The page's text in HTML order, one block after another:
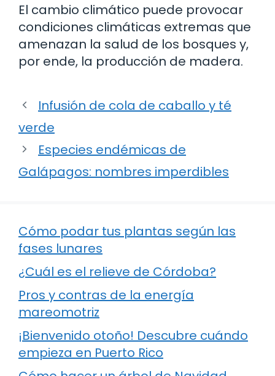
El cambio climático puede provocar
condiciones climáticas extremas que
amenazan la salud de los bosques y,
por ende, la producción de madera.
Infusión de cola de caballo y té
verde
Especies endémicas de
Galápagos: nombres imperdibles
Cómo podar tus plantas según las
fases lunares
¿Cuál es el relieve de Córdoba?
Pros y contras de la energía
mareomotriz
¡Bienvenido otoño! Descubre cuándo
empieza en Puerto Rico